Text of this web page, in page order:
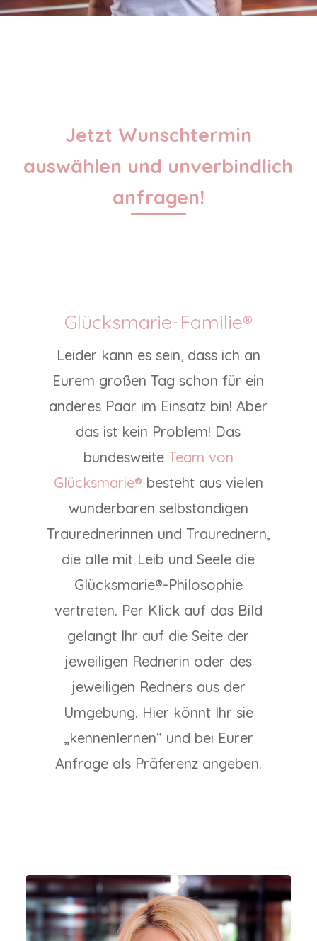
Jetzt Wunschtermin
auswählen und unverbindlich
anfragen!
Glücksmarie-Familie®
Leider kann es sein, dass ich an
Eurem großen Tag schon für ein
anderes Paar im Einsatz bin! Aber
das ist kein Problem! Das
bundesweite Team von
Glücksmarie® besteht aus vielen
wunderbaren selbständigen
Traurednerinnen und Traurednern,
die alle mit Leib und Seele die
Glücksmarie®-Philosophie
vertreten. Per Klick auf das Bild
gelangt Ihr auf die Seite der
jeweiligen Rednerin oder des
jeweiligen Redners aus der
Umgebung. Hier könnt Ihr sie
„kennenlernen“ und bei Eurer
Anfrage als Präferenz angeben.